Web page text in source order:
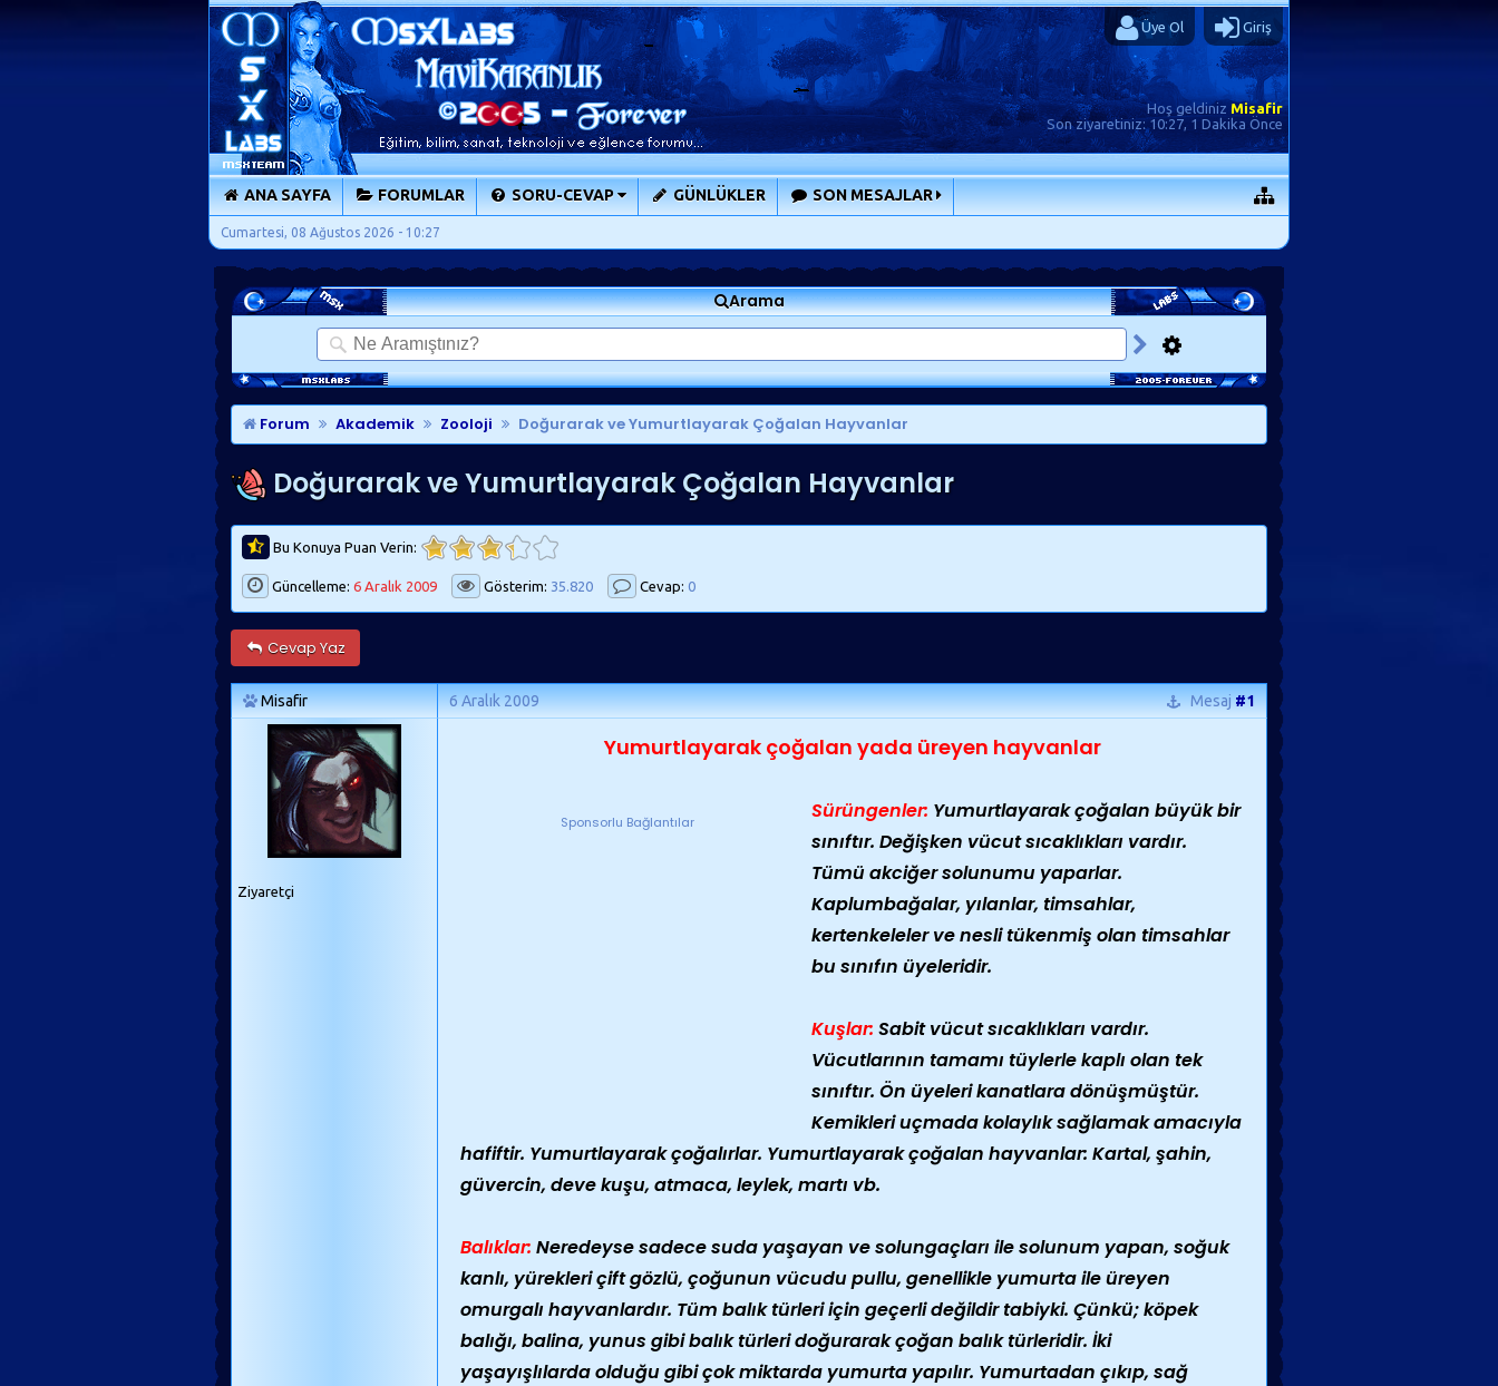
Üye Ol Giriş
Hoş geldiniz Misafir
Son ziyaretiniz:10:27, 1 Dakika Önce
ANA SAYFA FORUMLAR SORU-CEVAP GÜNLÜKLER SON MESAJLAR
Cumartesi, 08 Ağustos 2026 - 10:27
Arama
Forum Akademik Zooloji Doğurarak ve Yumurtlayarak Çoğalan Hayvanlar
Doğurarak ve Yumurtlayarak Çoğalan Hayvanlar
Bu Konuya Puan Verin:
Güncelleme: 6 Aralık 2009 Gösterim: 35.820 Cevap: 0
Cevap Yaz
Misafir 6 Aralık 2009 Mesaj#1
Ziyaretçi
Yumurtlayarak çoğalan yada üreyen hayvanlar
Sponsorlu Bağlantılar Sürüngenler: Yumurtlayarak çoğalan büyük bir
sınıftır. Değişken vücut sıcaklıkları vardır.
Tümü akciğer solunumu yaparlar.
Kaplumbağalar, yılanlar, timsahlar,
kertenkeleler ve nesli tükenmiş olan timsahlar
bu sınıfın üyeleridir.
Kuşlar: Sabit vücut sıcaklıkları vardır.
Vücutlarının tamamı tüylerle kaplı olan tek
sınıftır. Ön üyeleri kanatlara dönüşmüştür.
Kemikleri uçmada kolaylık sağlamak amacıyla
hafiftir. Yumurtlayarak çoğalırlar. Yumurtlayarak çoğalan hayvanlar: Kartal, şahin,
güvercin, deve kuşu, atmaca, leylek, martı vb.
Balıklar: Neredeyse sadece suda yaşayan ve solungaçları ile solunum yapan, soğuk
kanlı, yürekleri çift gözlü, çoğunun vücudu pullu, genellikle yumurta ile üreyen
omurgalı hayvanlardır. Tüm balık türleri için geçerli değildir tabiyki. Çünkü; köpek
balığı, balina, yunus gibi balık türleri doğurarak çoğan balık türleridir. İki
yaşayışlılarda olduğu gibi çok miktarda yumurta yapılır. Yumurtadan çıkıp, sağ